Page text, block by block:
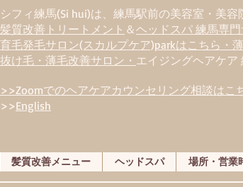
シフィ練馬(Si hui)は、 練馬駅前の美容室・美容
髪質改善トリートメント ＆ヘッドスパ 練馬専
育毛発毛サロン(スカルプケア)parkはこちら・
抜け毛・薄毛改善サロン・ エイジングヘアケア
>>Zoomでのヘアケアカウンセリング相談はこ
>>English
髪質改善メニュー ヘッドスパ 場所・営業